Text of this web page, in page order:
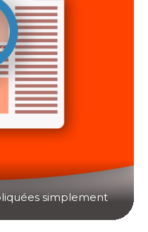
simplement